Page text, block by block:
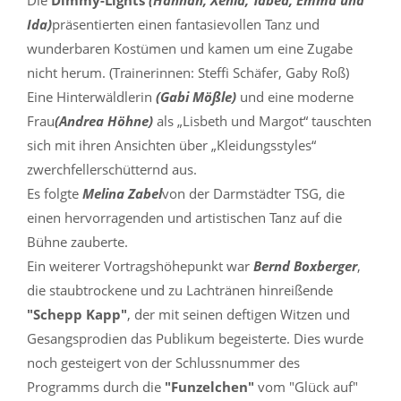
Ida)präsentierten einen fantasievollen Tanz und
wunderbaren Kostümen und kamen um eine Zugabe
nicht herum. (Trainerinnen: Steffi Schäfer, Gaby Roß)
Eine Hinterwäldlerin (Gabi Mößle) und eine moderne
Frau(Andrea Höhne) als „Lisbeth und Margot“ tauschten
sich mit ihren Ansichten über „Kleidungsstyles“
zwerchfellerschütternd aus.
Es folgte Melina Zabelvon der Darmstädter TSG, die
einen hervorragenden und artistischen Tanz auf die
Bühne zauberte.
Ein weiterer Vortragshöhepunkt war Bernd Boxberger,
die staubtrockene und zu Lachtränen hinreißende
"Schepp Kapp", der mit seinen deftigen Witzen und
Gesangsprodien das Publikum begeisterte. Dies wurde
noch gesteigert von der Schlussnummer des
Programms durch die "Funzelchen" vom "Glück auf"